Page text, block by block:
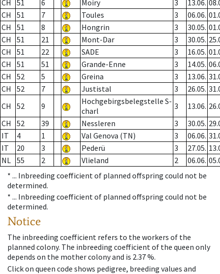
CH 51 6 Moiry 3 13.06.
CH
51 7 Toules 3 06.06.
CH
51 8 Hongrin 3 30.05.
CH
51 21 Mont-Dar 3 30.05.
CH
51 22 SADE 3 16.05.
CH
51 51 Grande-Enne 3 14.05.
CH
52 5 Greina 3 13.06.
CH
52 7 Justistal 3 26.05.
CH
52 9
Hochgebirgsbelegstelle S-
charl
3 13.06.
CH
52 39 Nessleren 3 30.05.
IT
4 1 Val Genova (TN) 3 06.06.
IT
20 3 Pederü 3 27.05.
NL 55 2 Vlieland 2 06.06.
* ... Inbreeding coefficient of planned offspring could not be
determined.
* ... Inbreeding coefficient of planned offspring could not be
determined.
Notice
The inbreeding coefficient refers to the workers of the
planned colony. The inbreeding coefficient of the queen only
depends on the mother colony and is 2.37 %.
Click on queen code shows pedigree, breeding values and